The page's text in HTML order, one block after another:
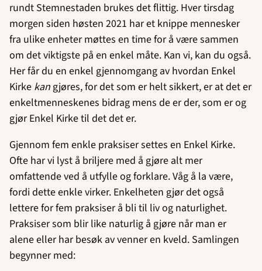
rundt Stemnestaden brukes det flittig. Hver tirsdag
morgen siden høsten 2021 har et knippe mennesker
fra ulike enheter møttes en time for å være sammen
om det viktigste på en enkel måte. Kan vi, kan du også.
Her får du en enkel gjennomgang av hvordan Enkel
Kirke kangjøres, for det som er helt sikkert, er at det er
enkeltmenneskenes bidrag mens de er der, som er og
gjør Enkel Kirke til det det er.
Gjennom fem enkle praksiser settes en Enkel Kirke.
Ofte har vi lyst å briljere med å gjøre alt mer
omfattende ved å utfylle og forklare. Våg å la være,
fordi dette enkle virker. Enkelheten gjør det også
lettere for fem praksiser å bli til liv og naturlighet.
Praksiser som blir like naturlig å gjøre når man er
alene eller har besøk av venner en kveld. Samlingen
begynner med: